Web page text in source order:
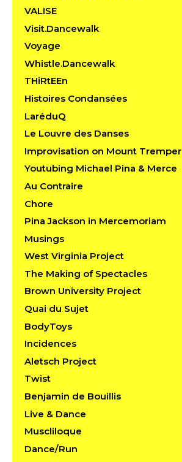
VALISE
Visit.Dancewalk
Voyage
Whistle.Dancewalk
THiRtEEn
Histoires Condansées
LaréduQ
Le Louvre des Danses
Improvisation on Mount Tremper
Youtubing Michael Pina & Merce
Au Contraire
Chore
Pina Jackson in Mercemoriam
Musings
West Virginia Project
The Making of Spectacles
Brown University Project
Quai du Sujet
BodyToys
Incidences
Aletsch Project
Twist
Benjamin de Bouillis
Live & Dance
Muscliloque
Dance/Run